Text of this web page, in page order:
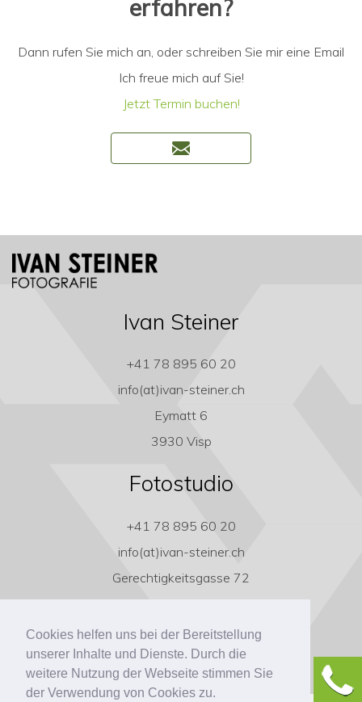
Cookies helfen uns bei der Bereitstellung
unserer Inhalte und Dienste. Durch die
weitere Nutzung der Webseite stimmen Sie
der Verwendung von Cookies zu.
erfahren?
Dann rufen Sie mich an, oder schreiben Sie mir eine Email
Ich freue mich auf Sie!
Jetzt Termin buchen!
Ivan Steiner
+41 78 895 60 20
info(at)ivan-steiner.ch
Eymatt 6
3930 Visp
Fotostudio
+41 78 895 60 20
info(at)ivan-steiner.ch
Gerechtigkeitsgasse 72
3011 Bern